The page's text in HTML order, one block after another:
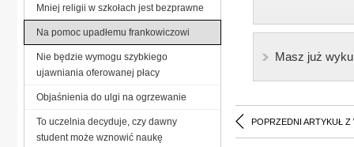
Masz już
POPRZEDNI ARTYKUŁ Z
Mniej religii w szkołach jest bezprawne
Na pomoc upadłemu frankowiczowi
Nie będzie wymogu szybkiego
ujawniania oferowanej płacy
Objaśnienia do ulgi na ogrzewanie
To uczelnia decyduje, czy dawny
student może wznowić naukę